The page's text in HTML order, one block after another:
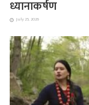
ध्यानाकर्षण
July 25, 2026